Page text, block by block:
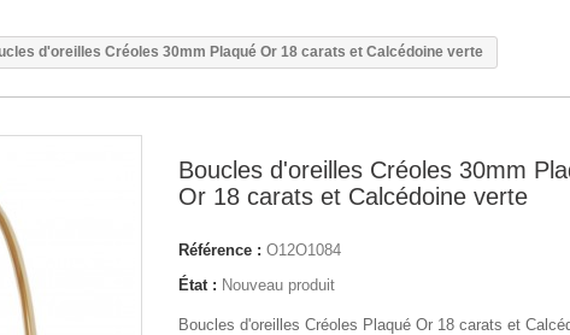
d'oreilles Créoles 30mm Plaqué Or 18 carats et Calcédoine verte
Boucles d'oreilles Créoles 30mm
Or 18 carats et Calcédoine verte
Référence : O12O1084
État : Nouveau produit
Boucles d'oreilles Créoles Plaqué Or 18 carats et